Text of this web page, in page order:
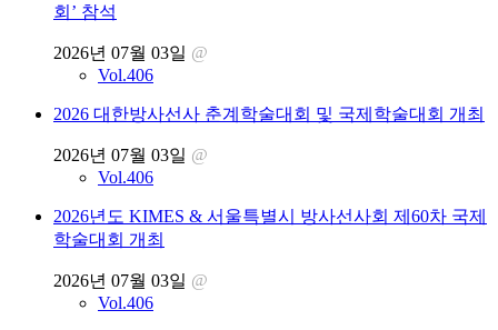
회’ 참석
2026년 07월 03일 @
Vol.406
2026 대한방사선사 춘계학술대회 및 국제학술대회 개최
2026년 07월 03일 @
Vol.406
2026년도 KIMES & 서울특별시 방사선사회 제60차 국제
학술대회 개최
2026년 07월 03일 @
Vol.406